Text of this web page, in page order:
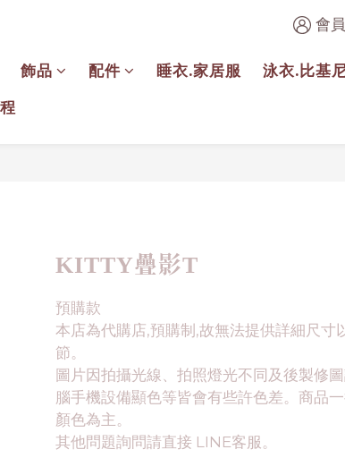
會
飾品 配件 睡衣.家居服 泳衣.比基
KITTY疊影T
預購款
本店為代購店,預購制,故無法提供詳細尺寸
節。
圖片因拍攝光線、拍照燈光不同及後製修
腦手機設備顯色等皆會有些許色差。商品
顏色為主。
其他問題詢問請直接 LINE客服。